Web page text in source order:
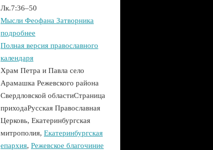
Лк.7:36–50
Мысли Феофана Затворника
подробнее
Полная версия православного
календаря
Храм Петра и Павла село
Арамашка Режевского района
Свердловской областиСтраница
приходаРусская Православная
Церковь, Екатеринбургская
митрополия, Екатеринбургская
епархия, Режевское благочиние